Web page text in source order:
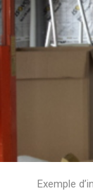
Exemple